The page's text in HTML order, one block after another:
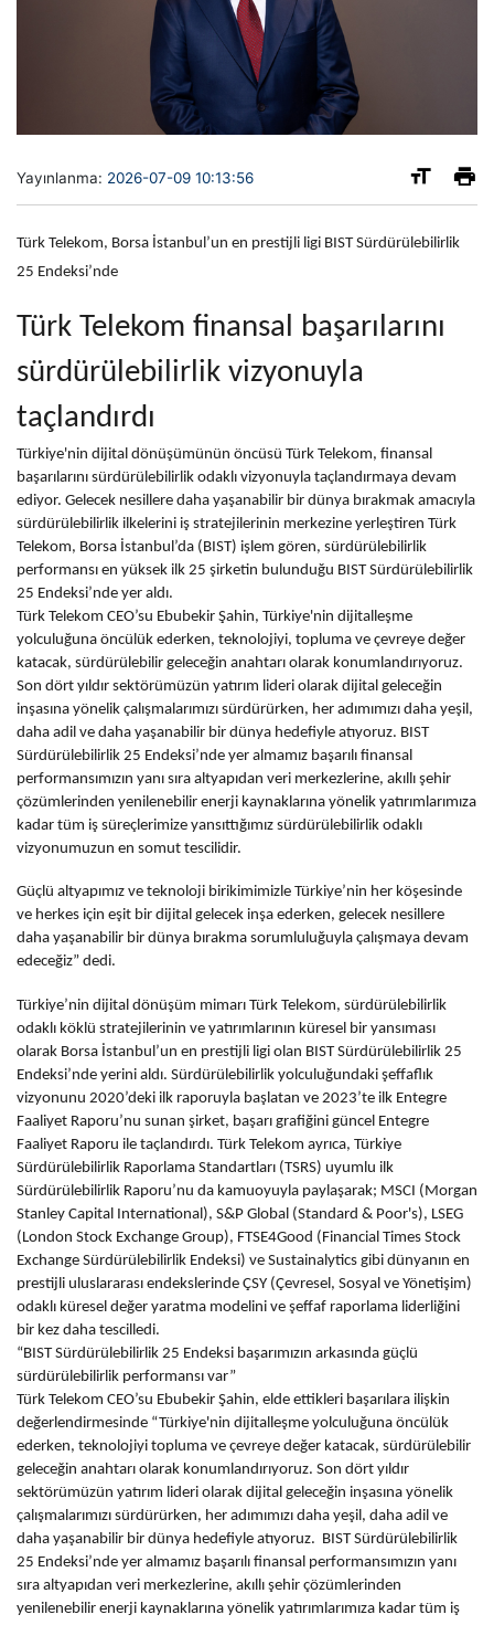
Yayınlanma: 2026-07-09 10:13:56
Türk Telekom, Borsa İstanbul’un en prestijli ligi BIST Sürdürülebilirlik
25 Endeksi’nde
Türk Telekom finansal başarılarını
sürdürülebilirlik vizyonuyla
taçlandırdı
Türkiye'nin dijital dönüşümünün öncüsü Türk Telekom, finansal
başarılarını sürdürülebilirlik odaklı vizyonuyla taçlandırmaya devam
ediyor. Gelecek nesillere daha yaşanabilir bir dünya bırakmak amacıyla
sürdürülebilirlik ilkelerini iş stratejilerinin merkezine yerleştiren Türk
Telekom, Borsa İstanbul’da (BIST) işlem gören, sürdürülebilirlik
performansı en yüksek ilk 25 şirketin bulunduğu BIST Sürdürülebilirlik
25 Endeksi’nde yer aldı.
Türk Telekom CEO’su Ebubekir Şahin, Türkiye'nin dijitalleşme
yolculuğuna öncülük ederken, teknolojiyi, topluma ve çevreye değer
katacak, sürdürülebilir geleceğin anahtarı olarak konumlandırıyoruz.
Son dört yıldır sektörümüzün yatırım lideri olarak dijital geleceğin
inşasına yönelik çalışmalarımızı sürdürürken, her adımımızı daha yeşil,
daha adil ve daha yaşanabilir bir dünya hedefiyle atıyoruz. BIST
Sürdürülebilirlik 25 Endeksi’nde yer almamız başarılı finansal
performansımızın yanı sıra altyapıdan veri merkezlerine, akıllı şehir
çözümlerinden yenilenebilir enerji kaynaklarına yönelik yatırımlarımıza
kadar tüm iş süreçlerimize yansıttığımız sürdürülebilirlik odaklı
vizyonumuzun en somut tescilidir.
Güçlü altyapımız ve teknoloji birikimimizle Türkiye’nin her köşesinde
ve herkes için eşit bir dijital gelecek inşa ederken, gelecek nesillere
daha yaşanabilir bir dünya bırakma sorumluluğuyla çalışmaya devam
edeceğiz” dedi.
Türkiye’nin dijital dönüşüm mimarı Türk Telekom, sürdürülebilirlik
odaklı köklü stratejilerinin ve yatırımlarının küresel bir yansıması
olarak Borsa İstanbul’un en prestijli ligi olan BIST Sürdürülebilirlik 25
Endeksi’nde yerini aldı. Sürdürülebilirlik yolculuğundaki şeffaflık
vizyonunu 2020’deki ilk raporuyla başlatan ve 2023’te ilk Entegre
Faaliyet Raporu’nu sunan şirket, başarı grafiğini güncel Entegre
Faaliyet Raporu ile taçlandırdı. Türk Telekom ayrıca, Türkiye
Sürdürülebilirlik Raporlama Standartları (TSRS) uyumlu ilk
Sürdürülebilirlik Raporu’nu da kamuoyuyla paylaşarak; MSCI (Morgan
Stanley Capital International), S&P Global (Standard & Poor's), LSEG
(London Stock Exchange Group), FTSE4Good (Financial Times Stock
Exchange Sürdürülebilirlik Endeksi) ve Sustainalytics gibi dünyanın en
prestijli uluslararası endekslerinde ÇSY (Çevresel, Sosyal ve Yönetişim)
odaklı küresel değer yaratma modelini ve şeffaf raporlama liderliğini
bir kez daha tescilledi.
“BIST Sürdürülebilirlik 25 Endeksi başarımızın arkasında güçlü
sürdürülebilirlik performansı var”
Türk Telekom CEO’su Ebubekir Şahin, elde ettikleri başarılara ilişkin
değerlendirmesinde “Türkiye'nin dijitalleşme yolculuğuna öncülük
ederken, teknolojiyi topluma ve çevreye değer katacak, sürdürülebilir
geleceğin anahtarı olarak konumlandırıyoruz. Son dört yıldır
sektörümüzün yatırım lideri olarak dijital geleceğin inşasına yönelik
çalışmalarımızı sürdürürken, her adımımızı daha yeşil, daha adil ve
daha yaşanabilir bir dünya hedefiyle atıyoruz. BIST Sürdürülebilirlik
25 Endeksi’nde yer almamız başarılı finansal performansımızın yanı
sıra altyapıdan veri merkezlerine, akıllı şehir çözümlerinden
yenilenebilir enerji kaynaklarına yönelik yatırımlarımıza kadar tüm iş